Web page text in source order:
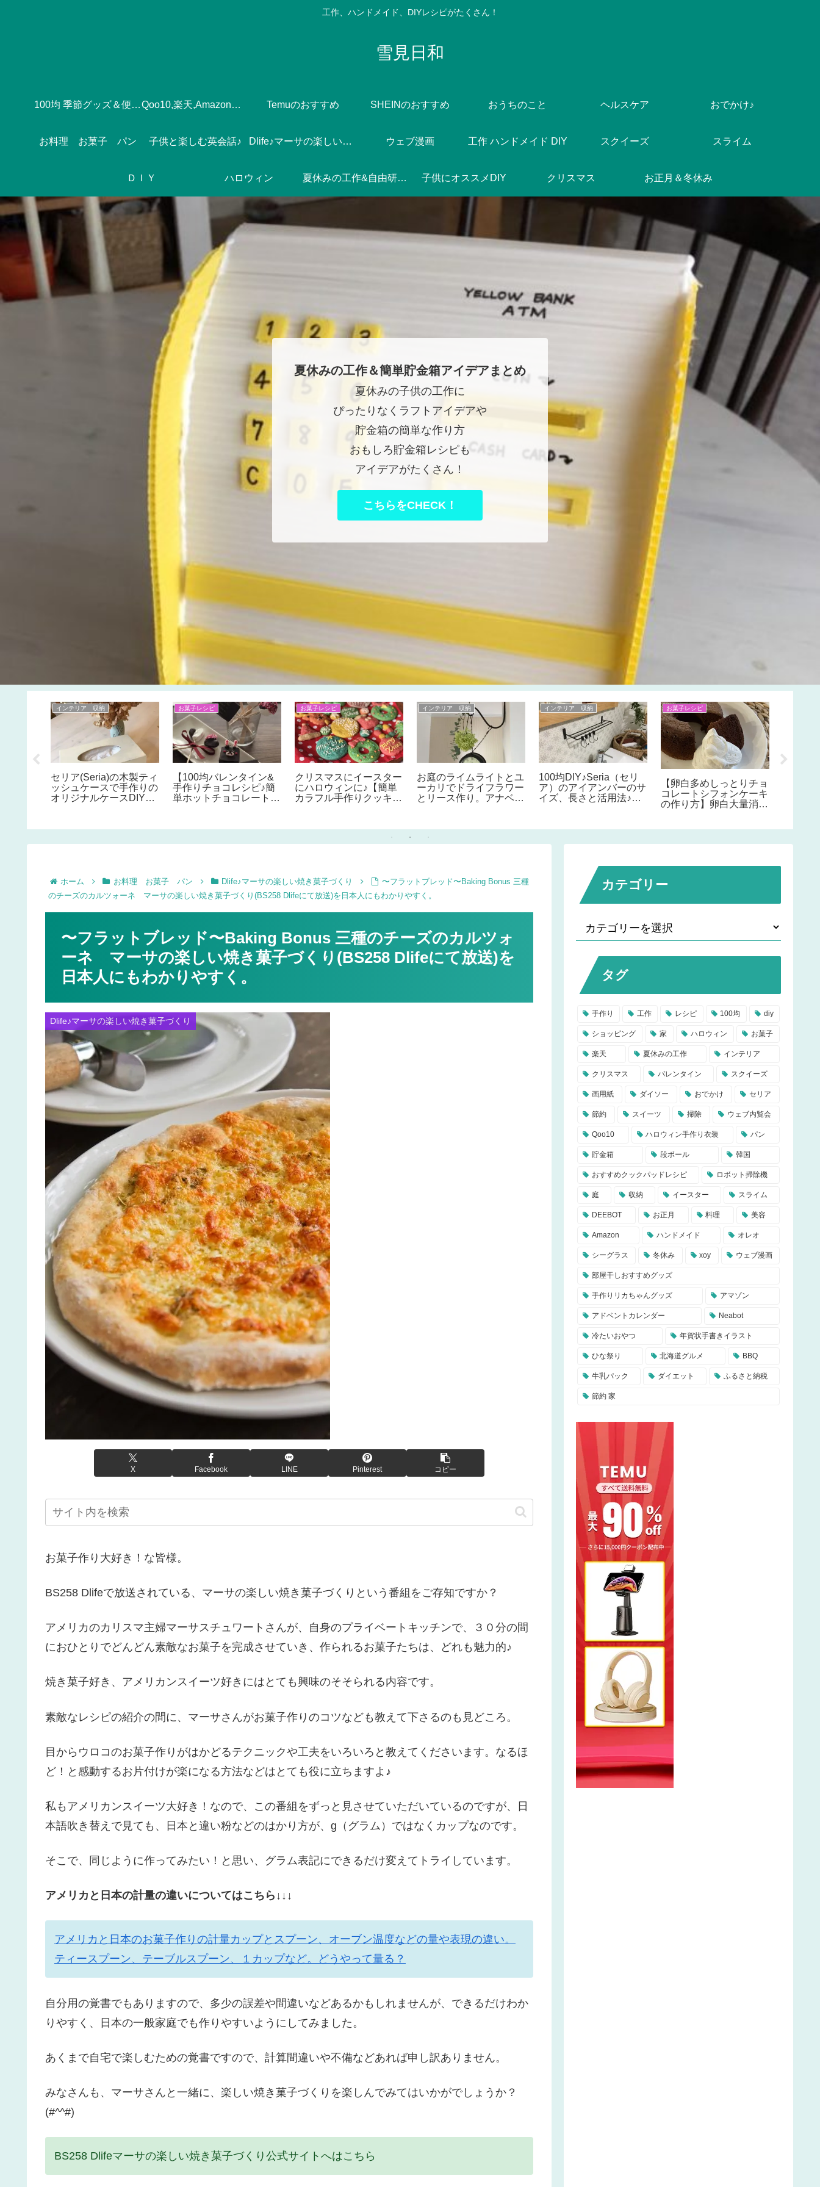
工作、ハンドメイド、DIYレシピがたくさん！
雪見日和
100均 季節グッズ＆便利グッズ Qoo10,楽天,Amazonのおすすめ♪ Temuのおすすめ SHEINのおすすめ おうちのこと ヘルスケア おでかけ♪
お料理 お菓子 パン 子供と楽しむ英会話♪ Dlife♪マーサの楽しい焼き菓子づくり ウェブ漫画 工作 ハンドメイド DIY スクイーズ スライム
ＤＩＹ ハロウィン 夏休みの工作&自由研究♪ 子供にオススメDIY クリスマス お正月＆冬休み
夏休みの工作＆簡単貯金箱アイデアまとめ
夏休みの子供の工作に
ぴったりなくラフトアイデアや
貯金箱の簡単な作り方
おもしろ貯金箱レシピも
アイデアがたくさん！
こちらをCHECK！
インテリア 収納
セリア(Seria)の木製ティ
ッシュケースで手作りの
オリジナルケースDIY♪
のティッシュケースの簡
お菓子レシピ
【100均バレンタイン&
手作りチョコレシピ♪簡
単ホットチョコレートス
マシュマロミルクをセリ
お菓子レシピ
クリスマスにイースター
にハロウィンに♪【簡単
カラフル手作りクッキ
に成型が簡単♪クリスマ
スツリーに飾るクッキー
インテリア 収納
お庭のライムライトとユ
ーカリでドライフラワー
とリース作り。アナベル
って吊るしナチュラルイ
ンテリアをたのしもう♪
インテリア 収納
100均DIY♪Seria（セリ
ア）のアイアンバーのサ
イズ、長さと活用法♪ペ
皿や歯ブラシの収納にも
お菓子レシピ
【卵白多めしっとりチョ
コレートシフォンケーキ
の作り方】卵白大量消費
ゃれな
ホーム お料理 お菓子 パン Dlife♪マーサの楽しい焼き菓子づくり
〜フラットブレッド〜Baking Bonus 三種
のチーズのカルツォーネ マーサの楽しい焼き菓子づくり(BS258 Dlifeにて放送)を日本人にもわかりやすく。
〜フラットブレッド〜Baking Bonus 三種のチーズのカルツォ
ーネ マーサの楽しい焼き菓子づくり(BS258 Dlifeにて放送)を
日本人にもわかりやすく。
Dlife♪マーサの楽しい焼き菓子づくり
X Facebook LINE Pinterest コピー
お菓子作り大好き！な皆様。
BS258 Dlifeで放送されている、マーサの楽しい焼き菓子づくりという番組をご存知ですか？
アメリカのカリスマ主婦マーサスチュワートさんが、自身のプライベートキッチンで、３０分の間
におひとりでどんどん素敵なお菓子を完成させていき、作られるお菓子たちは、どれも魅力的♪
焼き菓子好き、アメリカンスイーツ好きにはとても興味のそそられる内容です。
素敵なレシピの紹介の間に、マーサさんがお菓子作りのコツなども教えて下さるのも見どころ。
目からウロコのお菓子作りがはかどるテクニックや工夫をいろいろと教えてくださいます。なるほ
ど！と感動するお片付けが楽になる方法などはとても役に立ちますよ♪
私もアメリカンスイーツ大好き！なので、この番組をずっと見させていただいているのですが、日
本語吹き替えで見ても、日本と違い粉などのはかり方が、g（グラム）ではなくカップなのです。
そこで、同じように作ってみたい！と思い、グラム表記にできるだけ変えてトライしています。
アメリカと日本の計量の違いについてはこちら↓↓↓
アメリカと日本のお菓子作りの計量カップとスプーン、オーブン温度などの量や表現の違い。
ティースプーン、テーブルスプーン、１カップなど。どうやって量る？
自分用の覚書でもありますので、多少の誤差や間違いなどあるかもしれませんが、できるだけわか
りやすく、日本の一般家庭でも作りやすいようにしてみました。
あくまで自宅で楽しむための覚書ですので、計算間違いや不備などあれば申し訳ありません。
みなさんも、マーサさんと一緒に、楽しい焼き菓子づくりを楽しんでみてはいかがでしょうか？
(#^^#)
BS258 Dlifeマーサの楽しい焼き菓子づくり公式サイトへはこちら
カテゴリー
タグ
手作り 工作 レシピ 100均 diy
ショッピング 家 ハロウィン お菓子
楽天 夏休みの工作 インテリア
クリスマス バレンタイン スクイーズ
画用紙 ダイソー おでかけ セリア
節約 スイーツ 掃除 ウェブ内覧会
Qoo10 ハロウィン手作り衣装 パン
貯金箱 段ボール 韓国
おすすめクックパッドレシピ ロボット掃除機
庭 収納 イースター スライム
DEEBOT お正月 料理 美容
Amazon ハンドメイド オレオ
シーグラス 冬休み xoy ウェブ漫画
部屋干しおすすめグッズ
手作りリカちゃんグッズ アマゾン
アドベントカレンダー Neabot
冷たいおやつ 年賀状手書きイラスト
ひな祭り 北海道グルメ BBQ
牛乳パック ダイエット ふるさと納税
節約 家